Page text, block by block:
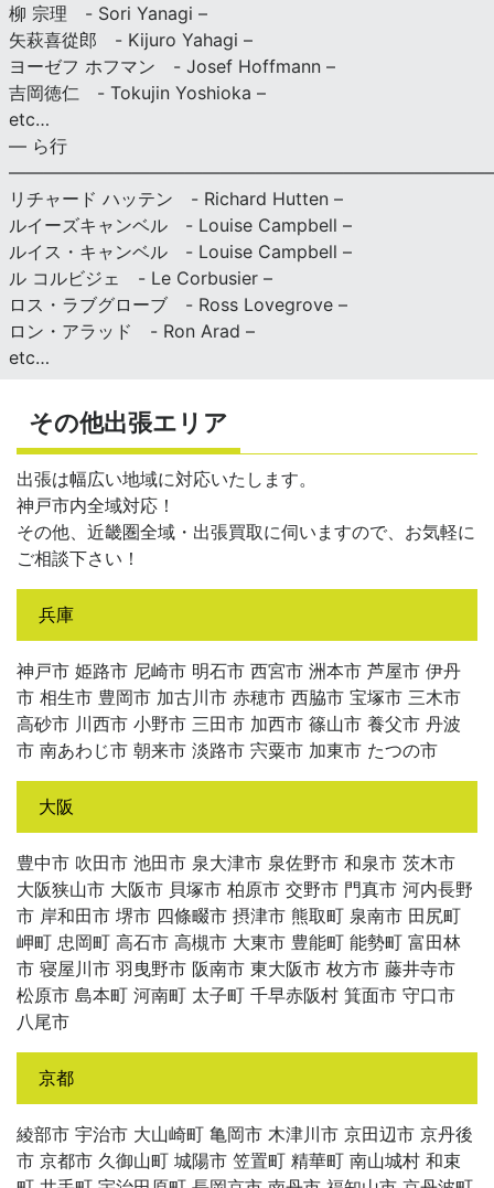
柳 宗理 - Sori Yanagi –
矢萩喜從郎 - Kijuro Yahagi –
ヨーゼフ ホフマン - Josef Hoffmann –
吉岡徳仁 - Tokujin Yoshioka –
etc…
— ら行
リチャード ハッテン - Richard Hutten –
ルイーズキャンベル - Louise Campbell –
ルイス・キャンベル - Louise Campbell –
ル コルビジェ - Le Corbusier –
ロス・ラブグローブ - Ross Lovegrove –
ロン・アラッド - Ron Arad –
etc…
その他出張エリア
出張は幅広い地域に対応いたします。
神戸市内全域対応！
その他、近畿圏全域・出張買取に伺いますので、お気軽に
ご相談下さい！
兵庫
神戸市 姫路市 尼崎市 明石市 西宮市 洲本市 芦屋市 伊丹
市 相生市 豊岡市 加古川市 赤穂市 西脇市 宝塚市 三木市
高砂市 川西市 小野市 三田市 加西市 篠山市 養父市 丹波
市 南あわじ市 朝来市 淡路市 宍粟市 加東市 たつの市
大阪
豊中市 吹田市 池田市 泉大津市 泉佐野市 和泉市 茨木市
大阪狭山市 大阪市 貝塚市 柏原市 交野市 門真市 河内長野
市 岸和田市 堺市 四條畷市 摂津市 熊取町 泉南市 田尻町
岬町 忠岡町 高石市 高槻市 大東市 豊能町 能勢町 富田林
市 寝屋川市 羽曳野市 阪南市 東大阪市 枚方市 藤井寺市
松原市 島本町 河南町 太子町 千早赤阪村 箕面市 守口市
八尾市
京都
綾部市 宇治市 大山崎町 亀岡市 木津川市 京田辺市 京丹後
市 京都市 久御山町 城陽市 笠置町 精華町 南山城村 和束